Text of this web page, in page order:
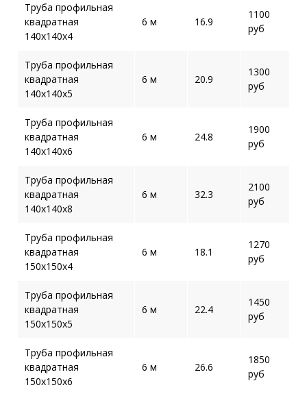
Труба профильная
квадратная
140х140х4
6 м 16.9
1100
руб
Труба профильная
квадратная
140х140х5
6 м 20.9
1300
руб
Труба профильная
квадратная
140х140х6
6 м 24.8
1900
руб
Труба профильная
квадратная
140х140х8
6 м 32.3
2100
руб
Труба профильная
квадратная
150х150х4
6 м 18.1
1270
руб
Труба профильная
квадратная
150х150х5
6 м 22.4
1450
руб
Труба профильная
квадратная
150х150х6
6 м 26.6
1850
руб